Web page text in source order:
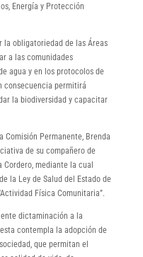
Energía y Protección
la obligatoriedad de las Áreas
a las comunidades
agua y en los protocolos de
permitirá
la biodiversidad y capacitar
Comisión Permanente, Brenda
de su compañero de
Cordero, mediante la cual
la Ley de Salud del Estado de
Física Comunitaria”.
dictaminación a la
contempla la adopción de
que permitan el